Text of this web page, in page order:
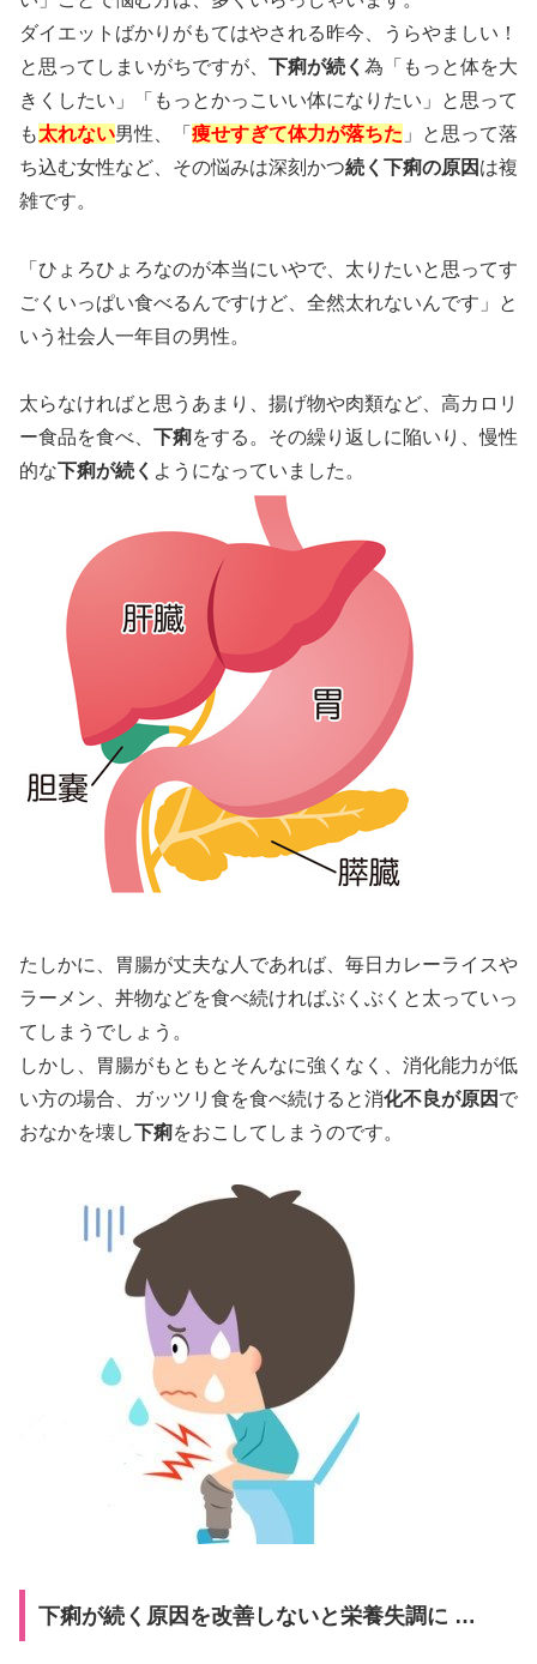
ダイエットばかりがもてはやされる昨今、うらやましい！
と思ってしまいがちですが、 下痢が続く 為「もっと体を大
きくしたい」「もっとかっこいい体になりたい」と思って
も太れない男性、「 痩せすぎて体力が落ちた 」と思って落
ち込む女性など、その悩みは深刻かつ続く下痢の原因 は複
雑です。
「ひょろひょろなのが本当にいやで、太りたいと思ってす
ごくいっぱい食べるんですけど、全然太れないんです」と
いう社会人一年目の男性。
太らなければと思うあまり、揚げ物や肉類など、高カロリ
ー食品を食べ、 下痢をする。その繰り返しに陥いり、慢性
的な下痢が続く ようになっていました。
たしかに、胃腸が丈夫な人であれば、毎日カレーライスや
ラーメン、丼物などを食べ続ければぶくぶくと太っていっ
てしまうでしょう。
しかし、胃腸がもともとそんなに強くなく、消化能力が低
い方の場合、ガッツリ食を食べ続けると消化不良が原因 で
おなかを壊し下痢をおこしてしまうのです。
下痢が続く原因を改善しないと栄養失調に …